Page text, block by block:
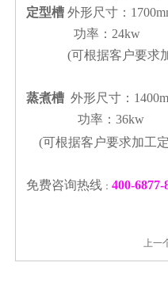
定型槽 外形尺寸：
功率：24kw
(可根据客户要求加
蒸煮槽 外形尺寸：
功率：36kw
(可根据客户要求加工
免费咨询热线 ： 400-6877-
上一